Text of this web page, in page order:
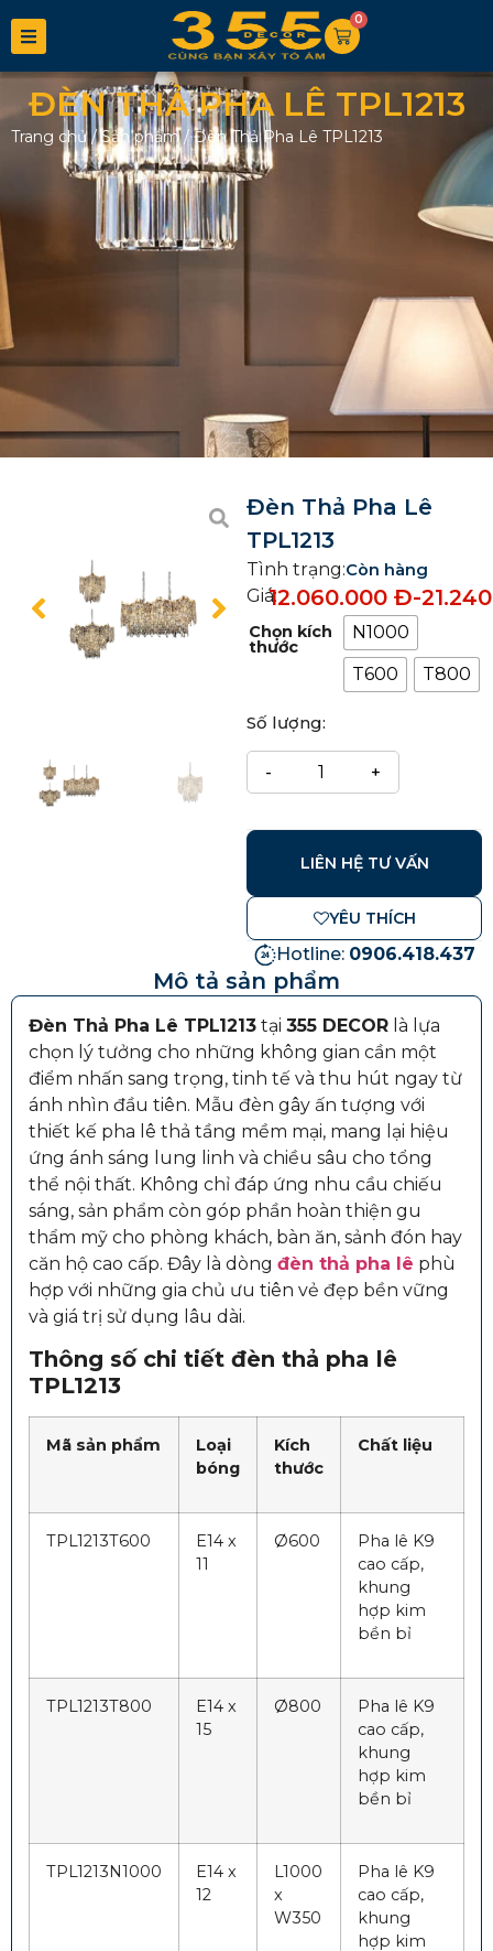
0
ĐÈN THẢ PHA LÊ TPL1213
Trang chủ/Sản phẩm/Đèn Thả Pha Lê TPL1213
Đèn Thả Pha Lê
TPL1213
Tình trạng:Còn hàng
Giá:12.060.000Đ-
Chọn kích
thước
N1000
T600
T800
Số lượng:
LIÊN HỆ TƯ VẤN
YÊU THÍCH
Hotline: 0906.418.437
Mô tả sản phẩm
Đèn Thả Pha Lê TPL1213 tại 355 DECOR là lựa
chọn lý tưởng cho những không gian cần một
điểm nhấn sang trọng, tinh tế và thu hút ngay từ
ánh nhìn đầu tiên. Mẫu đèn gây ấn tượng với
thiết kế pha lê thả tầng mềm mại, mang lại hiệu
ứng ánh sáng lung linh và chiều sâu cho tổng
thể nội thất. Không chỉ đáp ứng nhu cầu chiếu
sáng, sản phẩm còn góp phần hoàn thiện gu
thẩm mỹ cho phòng khách, bàn ăn, sảnh đón hay
căn hộ cao cấp. Đây là dòng đèn thả pha lê phù
hợp với những gia chủ ưu tiên vẻ đẹp bền vững
và giá trị sử dụng lâu dài.
Thông số chi tiết đèn thả pha lê
TPL1213
Mã sản phẩm
Loại
bóng
Kích
thước
Chất liệu
TPL1213T600
E14 x
11
Ø600
Pha lê K9
cao cấp,
khung
hợp kim
bền bỉ
TPL1213T800
E14 x
15
Ø800
Pha lê K9
cao cấp,
khung
hợp kim
bền bỉ
TPL1213N1000
E14 x
12
L1000
x
W350
Pha lê K9
cao cấp,
khung
hợp kim